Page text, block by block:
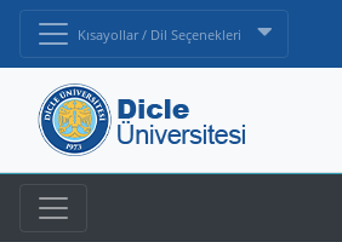
Kısayollar / Dil Seçenekleri